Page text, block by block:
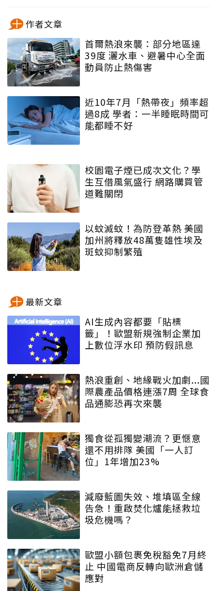
作者文章
首爾熱浪來襲：部分地區達
39度 灑水車、避暑中心全面
動員防止熱傷害
近10年7月「熱帶夜」頻率超
過8成 學者：一半睡眠時間可
能都睡不好
校園電子煙已成次文化？學
生互借風氣盛行 網路購買管
道難關閉
以蚊滅蚊！為防登革熱 美國
加州將釋放48萬隻雄性埃及
斑蚊抑制繁殖
最新文章
AI生成內容都要「貼標
籤」！歐盟新規強制企業加
上數位浮水印 預防假訊息
熱浪重創、地緣戰火加劇...國
際農產品價格連漲7周 全球食
品通膨恐再次來襲
獨食從孤獨變潮流？更愜意
還不用排隊 美國「一人訂
位」1年增加23%
減廢藍圖失效、堆填區全線
告急！重啟焚化爐能拯救垃
圾危機嗎？
歐盟小額包裹免稅豁免7月終
止 中國電商反轉向歐洲倉儲
應對